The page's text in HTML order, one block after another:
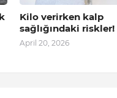
Kilo verirken kalp
sağlığındaki riskler!
April 20, 2026